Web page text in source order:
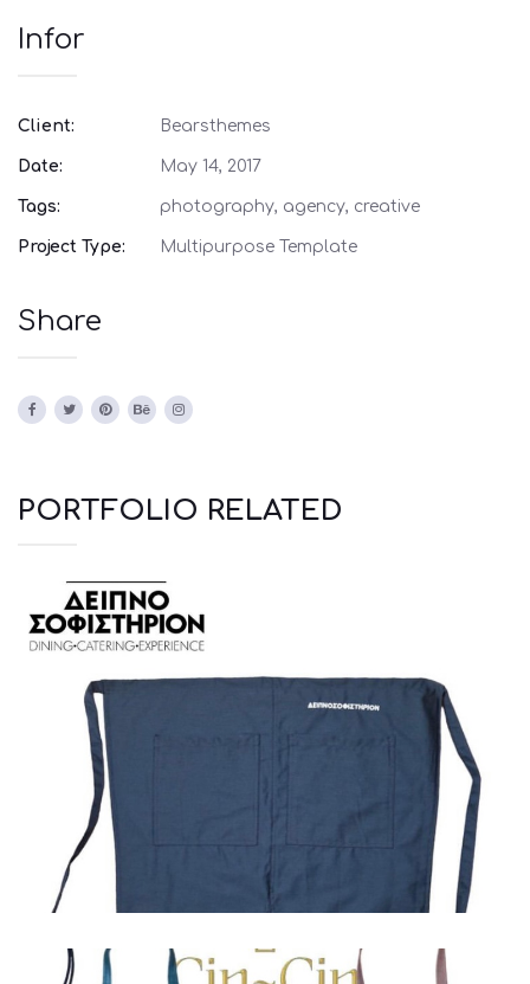
Infor
Client: Bearsthemes
Date: May 14, 2017
Tags: photography, agency, creative
Project Type: Multipurpose Template
Share
PORTFOLIO RELATED